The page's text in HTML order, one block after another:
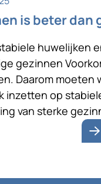
is beter dan
huwelijken
gezinnen
Daarom moeten
inzetten op
van sterke
alle hens
herdenken van de